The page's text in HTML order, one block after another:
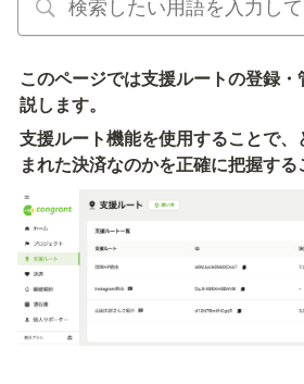
このページでは支援ルートの登録
説します。
支援ルート機能を使用することで
まれた決済なのかを正確に把握する